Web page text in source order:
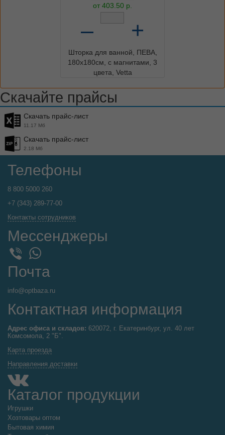
от 403.50 р.
– +
Шторка для ванной, ПЕВА,
180x180см, с магнитами, 3
цвета, Vetta
Скачайте прайсы
Скачать прайс-лист
11.17 Мб
Скачать прайс-лист
2.18 Мб
Телефоны
8 800 5000 260
+7 (343) 289-77-00
Контакты сотрудников
Мессенджеры
WhatsApp
Почта
info@optbaza.ru
Контактная информация
Адрес офиса и складов: 620072, г. Екатеринбург, ул. 40 лет
Комсомола, 2 "Б".
Карта проезда
Направления доставки
Каталог продукции
Игрушки
Хозтовары оптом
Бытовая химия